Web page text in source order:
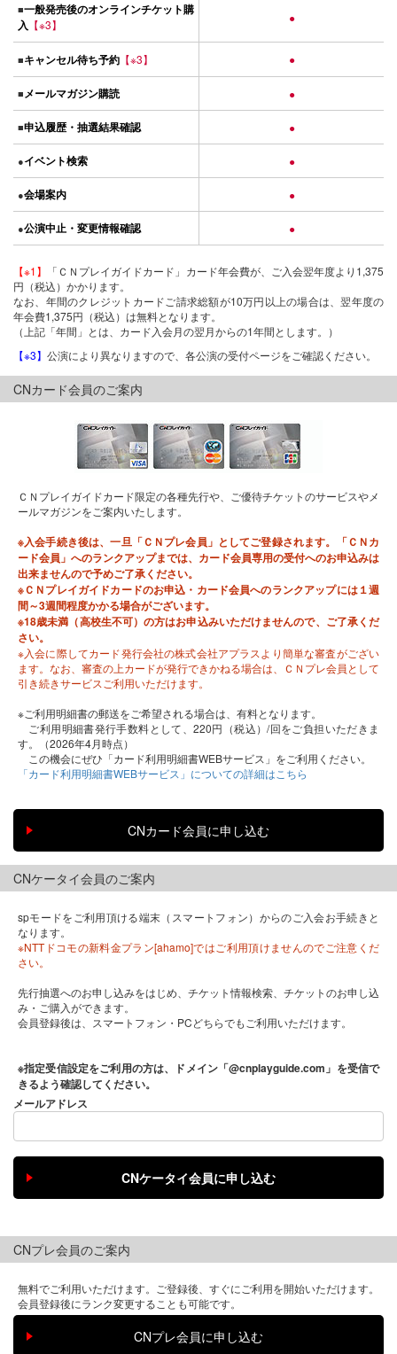
■一般発売後のオンラインチケット購
入 【※3】 ●
■キャンセル待ち予約 【※3】 ●
■メールマガジン購読 ●
■申込履歴・抽選結果確認 ●
●イベント検索 ●
●会場案内 ●
●公演中止・変更情報確認 ●
【※1】
「ＣＮプレイガイドカード」カード年会費が、ご入会翌年度より1,375
円（税込）かかります。
なお、年間のクレジットカードご請求総額が10万円以上の場合は、翌年度の
年会費1,375円（税込）は無料となります。
（上記「年間」とは、カード入会月の翌月からの1年間とします。）
【※3】 公演により異なりますので、各公演の受付ページをご確認ください。
CNカード会員のご案内
ＣＮプレイガイドカード限定の各種先行や、ご優待チケットのサービスやメ
ールマガジンをご案内いたします。
※入会手続き後は、一旦「ＣＮプレ会員」としてご登録されます。「ＣＮカ
ード会員」へのランクアップまでは、カード会員専用の受付へのお申込みは
出来ませんので予めご了承ください。
※ＣＮプレイガイドカードのお申込・カード会員へのランクアップには１週
間～3週間程度かかる場合がございます。
※18歳未満（高校生不可）の方はお申込みいただけませんので、ご了承くだ
さい。
※入会に際してカード発行会社の株式会社アプラスより簡単な審査がござい
ます。なお、審査の上カードが発行できかねる場合は、ＣＮプレ会員として
引き続きサービスご利用いただけます。
※ご利用明細書の郵送をご希望される場合は、有料となります。
ご利用明細書発行手数料として、220円（税込）/回をご負担いただきま
す。（2026年4月時点）
この機会にぜひ「カード利用明細書WEBサービス」をご利用ください。
「カード利用明細書WEBサービス」についての詳細はこちら
CNケータイ会員のご案内
spモードをご利用頂ける端末（スマートフォン）からのご入会お手続きと
なります。
※NTTドコモの新料金プラン[ahamo]ではご利用頂けませんのでご注意くだ
さい。
先行抽選へのお申し込みをはじめ、チケット情報検索、チケットのお申し込
み・ご購入ができます。
会員登録後は、スマートフォン・PCどちらでもご利用いただけます。
※指定受信設定をご利用の方は、ドメイン「@cnplayguide.com」を受信で
きるよう確認してください。
メールアドレス
CNプレ会員のご案内
無料でご利用いただけます。ご登録後、すぐにご利用を開始いただけます。
会員登録後にランク変更することも可能です。